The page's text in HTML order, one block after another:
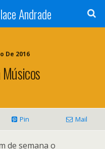
Andrade
De 2016
Pin Mail
de semana o